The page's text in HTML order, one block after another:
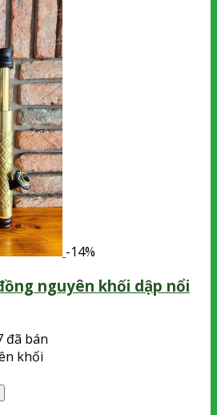
-14%
nguyên khối dập nổi
đã bán
khối